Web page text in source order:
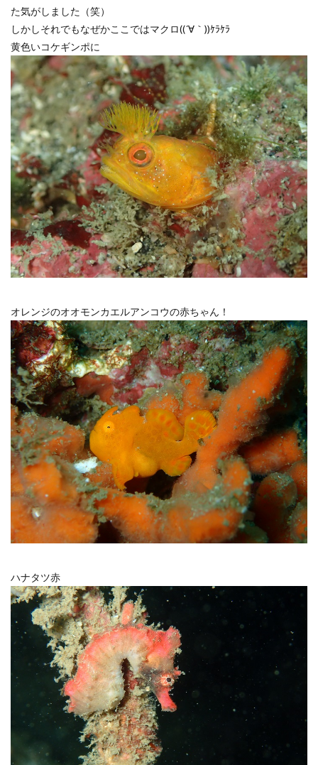
た気がしました（笑）
しかしそれでもなぜかここではマクロ((´∀｀))ｹﾗｹﾗ
黄色いコケギンポに
オレンジのオオモンカエルアンコウの赤ちゃん！
ハナタツ赤